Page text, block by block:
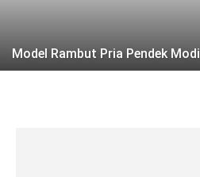
Model Rambut Pria Pendek